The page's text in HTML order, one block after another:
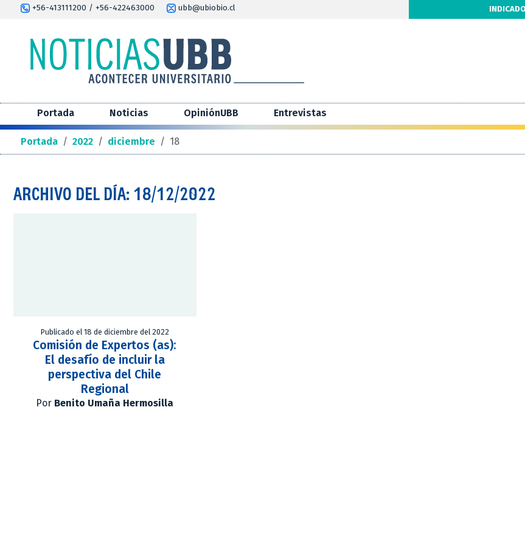
+56-413111200 / +56-422463000 ubb@ubiobio.cl
Portada Noticias OpiniónUBB Entrevistas
Portada / 2022 / diciembre / 18
ARCHIVO DEL DÍA: 18/12/2022
Publicado el 18 de diciembre del 2022
Comisión de Expertos (as):
El desafío de incluir la
perspectiva del Chile
Regional
Por Benito Umaña Hermosilla